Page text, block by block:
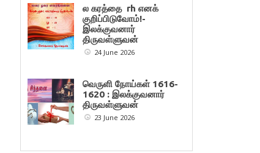
ல கரத்தை rh எனக்
குறிப்பிடுவோம்!-
இலக்குவனார்
திருவள்ளுவன்
24 June 2026
வெருளி நோய்கள் 1616-
1620 : இலக்குவனார்
திருவள்ளுவன்
23 June 2026